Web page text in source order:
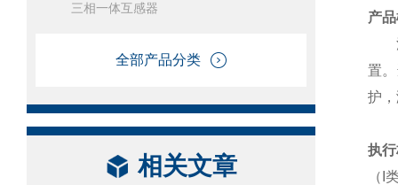
三相一体互感器
全部产品分类
相关文章
产
置
护
执
（I